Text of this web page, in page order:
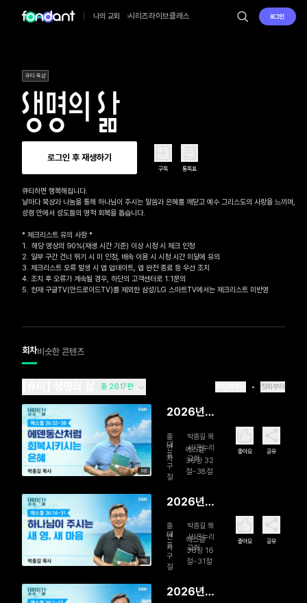
나의 교회 시리즈라이브클래스 로그인
큐티·묵상
로그인 후 재생하기
구독 통독표
큐티하면 행복해집니다.
날마다 묵상과 나눔을 통해 하나님이 주시는 말씀과 은혜를 깨닫고 예수 그리스도의 사랑을 느끼며,
성령 안에서 성도들의 영적 회복을 돕습니다.
* 체크리스트 유의 사항 *
1.  해당 영상의 90%(재생 시간 기준) 이상 시청 시 체크 인정
2. 일부 구간 건너 뛰기 시 미 인정, 배속 이용 시 시청 시간 미달에 유의
3. 체크리스트 오류 발생 시 앱 업데이트, 앱 완전 종료 등 우선 조치
4. 조치 후 오류가 계속될 경우, 하단의 고객센터로 1:1문의
5. 현재 구글TV(안드로이드TV)를 제외한 삼성/LG 스마트TV에서는 체크리스트 미반영
회차비슷한 콘텐츠
총 2617편 첫화부터
10분
2026년
일 에덴동
산처럼 회
복시키시는
은혜
출
연
자
박종길 목
사/온누리
교회
대
표
구
절
에스겔
36장 32
절~38절
좋아요 공유
11분
2026년
일 하나님
이 주시는
새 영, 새 마
음
출
연
자
박종길 목
사/온누리
교회
대
표
구
절
에스겔
36장 16
절~31절
좋아요 공유
2026년